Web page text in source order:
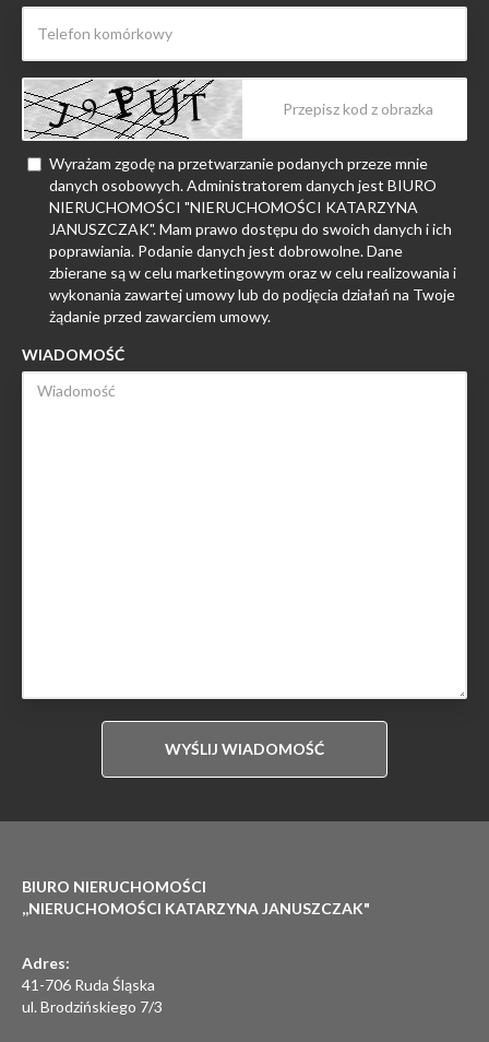
Wyrażam zgodę na przetwarzanie podanych przeze mnie
danych osobowych. Administratorem danych jest BIURO
NIERUCHOMOŚCI "NIERUCHOMOŚCI KATARZYNA
JANUSZCZAK". Mam prawo dostępu do swoich danych i ich
poprawiania. Podanie danych jest dobrowolne. Dane
zbierane są w celu marketingowym oraz w celu realizowania i
wykonania zawartej umowy lub do podjęcia działań na Twoje
żądanie przed zawarciem umowy.
WIADOMOŚĆ
BIURO NIERUCHOMOŚCI
,,NIERUCHOMOŚCI KATARZYNA JANUSZCZAK"
Adres:
41-706 Ruda Śląska
ul. Brodzińskiego 7/3